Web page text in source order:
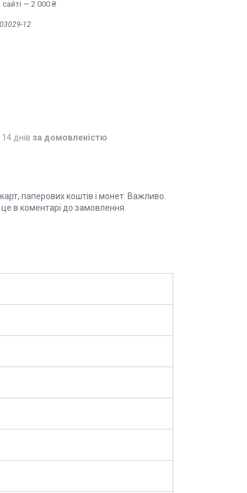
— 2 000 ₴
03029-12
днів за домовленістю
паперових коштів і монет. Важливо.
це в коментарі до замовлення.